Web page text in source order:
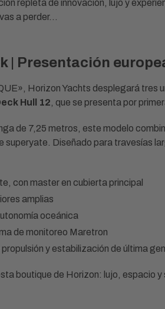
repleta de innovación, lujo y
a perder…
| Presentación
Horizon Yachts desplegará tres
Hull 12 , que se presenta por
de 7,25 metros, este modelo
Diseñado para travesías
con master en cubierta principal
amplias
oceánica
de monitoreo Maretron
y estabilización de última
boutique de Horizon: lujo, espacio